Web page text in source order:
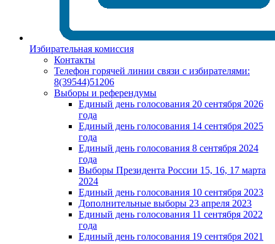
Избирательная комиссия
Контакты
Телефон горячей линии связи с избирателями:
8(39544)51206
Выборы и референдумы
Единый день голосования 20 сентября 2026
года
Единый день голосования 14 сентября 2025
года
Единый день голосования 8 сентября 2024
года
Выборы Президента России 15, 16, 17 марта
2024
Единый день голосования 10 сентября 2023
Дополнительные выборы 23 апреля 2023
Единый день голосования 11 сентября 2022
года
Единый день голосования 19 сентября 2021